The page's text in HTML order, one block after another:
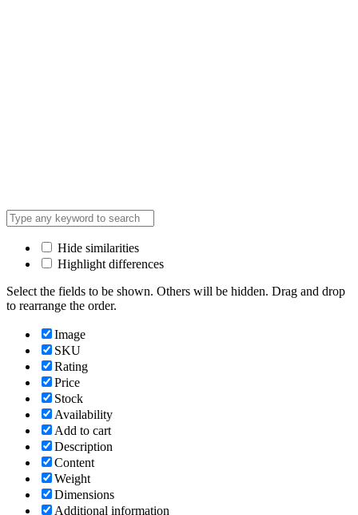
Hide similarities
Highlight differences
Select the fields to be shown. Others will be hidden. Drag and drop
to rearrange the order.
Image
SKU
Rating
Price
Stock
Availability
Add to cart
Description
Content
Weight
Dimensions
Additional information